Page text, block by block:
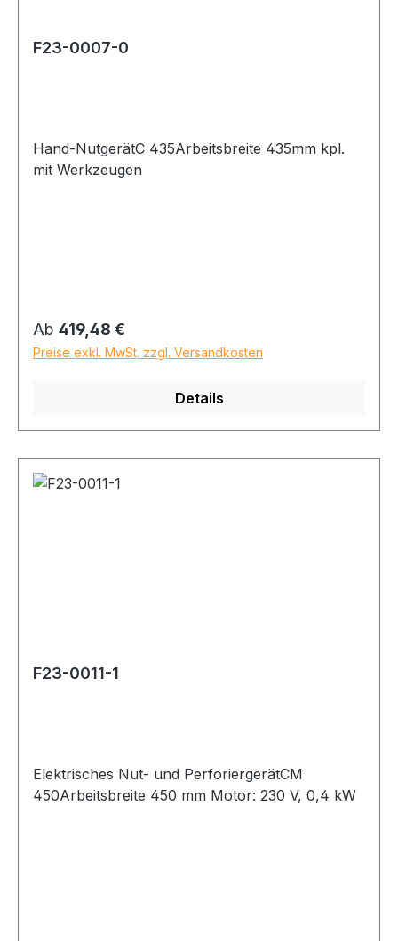
F23-0007-0
Hand-NutgerätC 435Arbeitsbreite 435mm kpl.
mit Werkzeugen
Regulärer Preis:
Ab 419,48 €
Preise exkl. MwSt. zzgl. Versandkosten
Details
F23-0011-1
Elektrisches Nut- und PerforiergerätCM
450Arbeitsbreite 450 mm Motor: 230 V, 0,4 kW